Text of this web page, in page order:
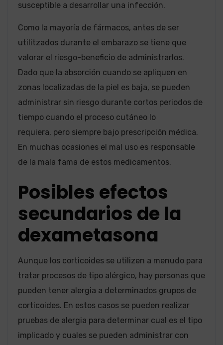
susceptible a desarrollar una infección.
Como la mayoría de fármacos, antes de ser
utilitzados durante el embarazo se tiene que
valorar el riesgo-beneficio de administrarlos.
Dado que la absorción cuando se apliquen en
zonas localizadas de la piel es baja, se pueden
administrar sin riesgo durante cortos periodos de
tiempo cuando el proceso cutáneo lo
requiera, pero siempre bajo prescripción médica.
En muchas ocasiones el mal uso es responsable
de la mala fama de estos medicamentos.
Posibles efectos
secundarios de la
dexametasona
Aunque los corticoides se utilizen a menudo para
tratar procesos de tipo alérgico, hay personas que
pueden tener alergia a determinados grupos de
corticoides. En estos casos se pueden realizar
pruebas de alergia para determinar cual es el tipo
implicado y cuales se pueden administrar con